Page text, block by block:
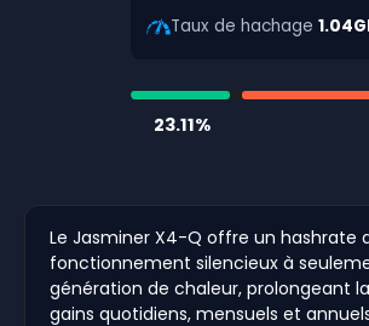
Taux de hachage
23.11%
Le Jasminer X4-Q offre un hashrate
fonctionnement silencieux à
génération de chaleur, prolongeant
gains quotidiens, mensuels et